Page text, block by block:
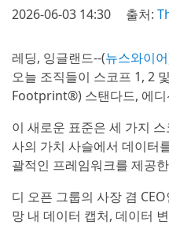
2026-06-03 14:30 출처:
레딩, 잉글랜드--(뉴스와이어
오늘 조직들이 스코프 1, 2
Footprint®) 스탠다드, 에디
이 새로운 표준은 세 가지
사의 가치 사슬에서 데이터
괄적인 프레임워크를 제공
디 오픈 그룹의 사장 겸
망 내 데이터 캡처, 데이터